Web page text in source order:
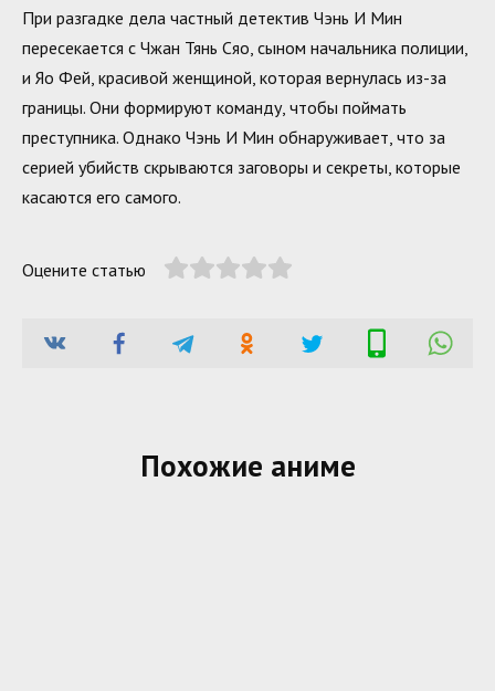
При разгадке дела частный детектив Чэнь И Мин
пересекается с Чжан Тянь Сяо, сыном начальника полиции,
и Яо Фей, красивой женщиной, которая вернулась из-за
границы. Они формируют команду, чтобы поймать
преступника. Однако Чэнь И Мин обнаруживает, что за
серией убийств скрываются заговоры и секреты, которые
касаются его самого.
Оцените статью
Похожие аниме